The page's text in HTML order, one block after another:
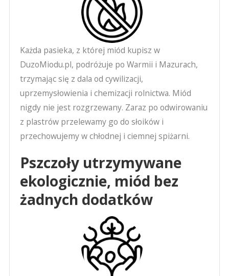
Każda pasieka, z której miód kupisz w
DuzoMiodu.pl, podróżuje po Warmii i Mazurach,
trzymając się z dala od cywilizacji,
uprzemysłowienia i chemizacji rolnictwa. Miód
nigdy nie jest rozgrzewany. Zaraz po odwirowaniu
z plastrów przelewamy go do słoików i
przechowujemy w chłodnej i ciemnej spiżarni.
Pszczoły utrzymywane
ekologicznie, miód bez
żadnych dodatków